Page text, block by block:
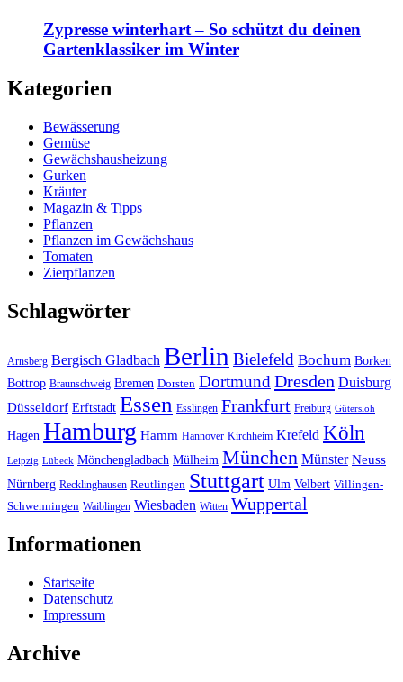
Zypresse winterhart – So schützt du deinen
Gartenklassiker im Winter
Kategorien
Bewässerung
Gemüse
Gewächshausheizung
Gurken
Kräuter
Magazin & Tipps
Pflanzen
Pflanzen im Gewächshaus
Tomaten
Zierpflanzen
Schlagwörter
Arnsberg Bergisch Gladbach Berlin Bielefeld Bochum Borken
Bottrop Braunschweig Bremen Dorsten Dortmund Dresden Duisburg
Düsseldorf Erftstadt Essen Esslingen Frankfurt Freiburg Gütersloh
Hagen Hamburg Hamm Hannover Kirchheim Krefeld Köln
Leipzig Lübeck Mönchengladbach Mülheim München Münster Neuss
Nürnberg Recklinghausen Reutlingen Stuttgart Ulm Velbert Villingen-
Schwenningen Waiblingen Wiesbaden Witten Wuppertal
Informationen
Startseite
Datenschutz
Impressum
Archive